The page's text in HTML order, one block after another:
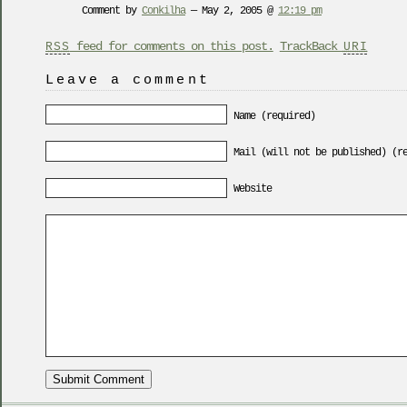
Comment by Conkilha— May 2, 2005 @ 12:19 pm
RSS feed for comments on this post. TrackBack URI
Leave a comment
Name (required)
Mail (will not be published)
Website